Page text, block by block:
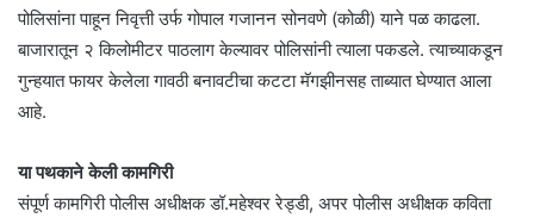
पोलिसांना पाहून निवृत्ती उर्फ गोपाल गजानन सोनवणे (कोळी) याने पळ काढला.
बाजारातून २ किलोमीटर पाठलाग केल्यावर पोलिसांनी त्याला पकडले. त्याच्याकडून
गुन्हयात फायर केलेला गावठी बनावटीचा कटटा मॅगझीनसह ताब्यात घेण्यात आला
आहे.
या पथकाने केली कामगिरी
संपूर्ण कामगिरी पोलीस अधीक्षक डॉ.महेश्वर रेड्डी, अपर पोलीस अधीक्षक कविता